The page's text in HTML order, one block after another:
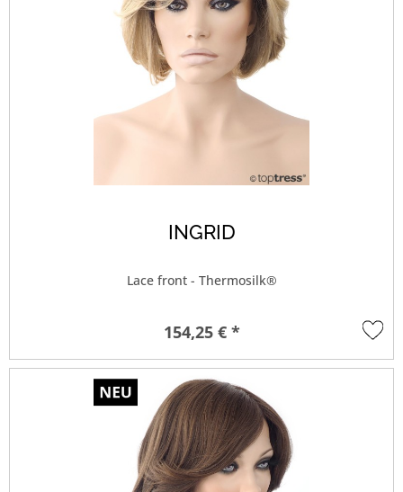
INGRID
Lace front - Thermosilk®
154,25 € *